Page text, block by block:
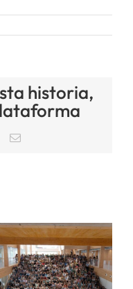
historia,
Correo